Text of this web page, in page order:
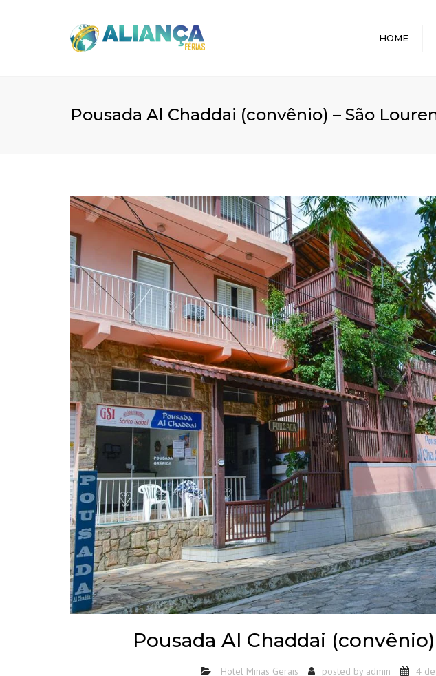
HOME
Pousada Al Chaddai (convênio) – São
Pousada Al Chaddai
Hotel Minas Gerais posted by admin 4